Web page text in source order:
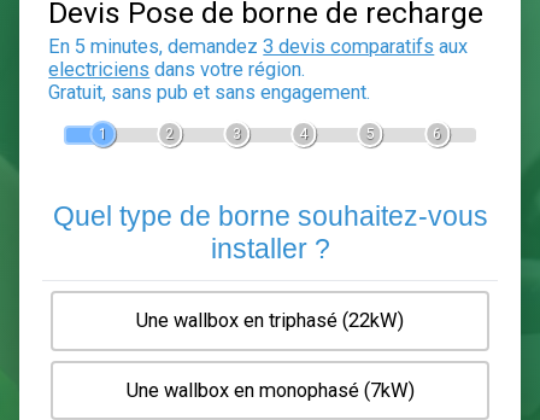
Devis Pose de borne de
En 5 minutes, demandez3 devis comparatifs
Gratuit, sans pub et sans engagement.
2 3 6
Quel type de borne souhaitez-
installer ?